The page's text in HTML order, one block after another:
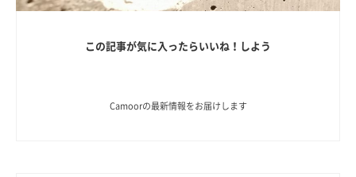
この記事が気に入ったらいいね！しよう
Camoorの最新情報をお届けします